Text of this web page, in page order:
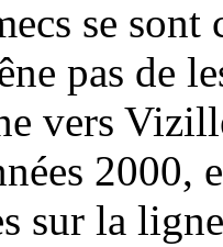
se sont
pas de
vers
sur la